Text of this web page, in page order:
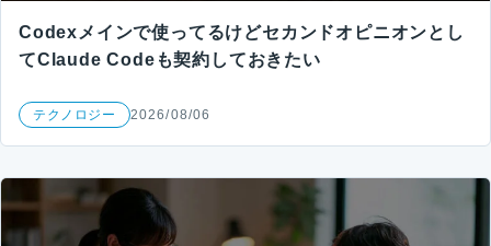
Codexメインで使ってるけどセカンドオピニオンとし
てClaude Codeも契約しておきたい
テクノロジー 2026/08/06